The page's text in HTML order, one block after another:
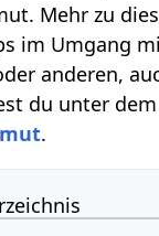
Mehr zu
im Umgang
anderen,
du unter
.